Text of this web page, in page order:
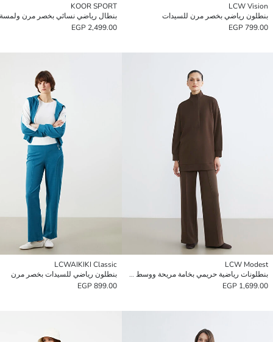
LCW Vision
بنطلون رياضي بخصر مرن للسيدات
799.00 EGP
KOOR SPORT
بنطال رياضي نسائي بخصر مرن ولمسة
2,499.00 EGP
LCW Modest
بنطلونات رياضية حريمي بخامة مريحة ووسط مطاطي.
1,699.00 EGP
LCWAIKIKI Classic
بنطلون رياضي للسيدات بخصر مرن
899.00 EGP